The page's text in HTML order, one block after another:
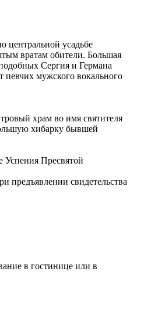
центральной усадьбе
вратам обители. Большая
Сергия и Германа
певчих мужского вокального
храм во имя святителя
хибарку бывшей
Успения Пресвятой
предъявлении свидетельства
в гостинице или в